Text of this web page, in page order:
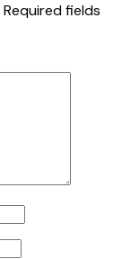
Required fields